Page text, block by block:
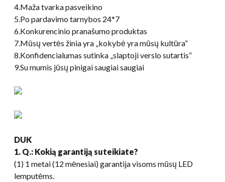
4.Maža tvarka pasveikino
5.Po pardavimo tarnybos 24*7
6.Konkurencinio pranašumo produktas
7.Mūsų vertės žinia yra „kokybė yra mūsų kultūra“
8.Konfidencialumas sutinka „slaptoji verslo sutartis“
9.Su mumis jūsų pinigai saugiai saugiai
DUK
1. Q.: Kokią garantiją suteikiate?
(1) 1 metai (12 mėnesiai) garantija visoms mūsų LED
lemputėms.